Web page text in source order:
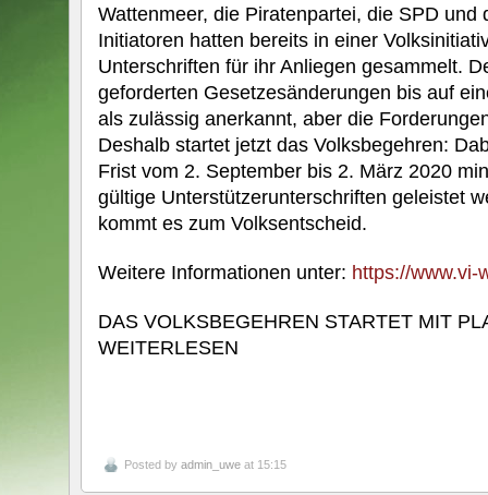
Wattenmeer, die Piratenpartei, die SPD und
Initiatoren hatten bereits in einer
Unterschriften für ihr Anliegen gesammelt.
geforderten Gesetzesänderungen bis auf
als zulässig anerkannt, aber die
Deshalb startet jetzt das Volksbegehren:
Frist vom 2. September bis 2. März 2020
gültige Unterstützerunterschriften geleistet
kommt es zum Volksentscheid.
Weitere Informationen unter: https://www.vi-
DAS VOLKSBEGEHREN STARTET MIT
WEITERLESEN
Posted by admin_uweat 15:15